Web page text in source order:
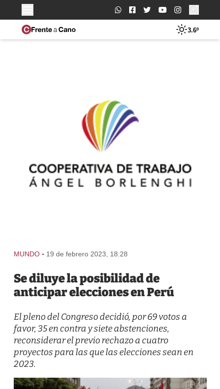
Buscar:
3.6º
MUNDO - 19 de febrero 2023, 18:28
Se diluye la posibilidad de
anticipar elecciones en Perú
El pleno del Congreso decidió, por 69 votos a
favor, 35 en contra y siete abstenciones,
reconsiderar el previo rechazo a cuatro
proyectos para las que las elecciones sean en
2023.